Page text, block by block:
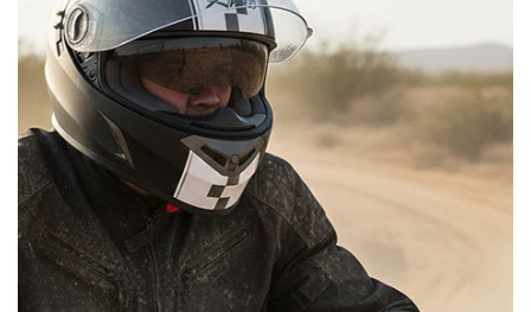
Pompe Apa
Radiatoare
ventilator